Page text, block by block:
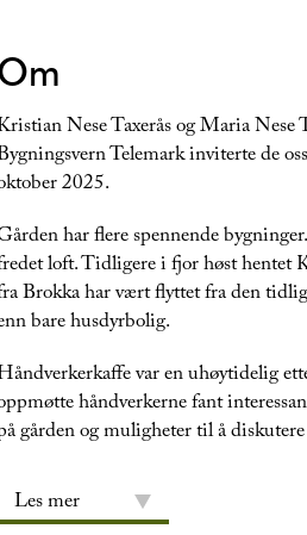
Nese Taxerås og Maria
Telemark inviterte de
2025.
har flere spennende
loft. Tidligere i fjor høst hentet
Brokka har vært flyttet fra den
bare husdyrbolig.
var en uhøytidelig
håndverkerne fant
gården og muligheter til å
Les mer